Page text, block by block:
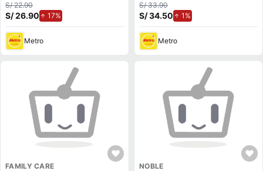
S/ 22.90
S/ 26.90 17%
Metro
S/ 33.90
S/ 34.50 1%
Metro
FAMILY CARE NOBLE